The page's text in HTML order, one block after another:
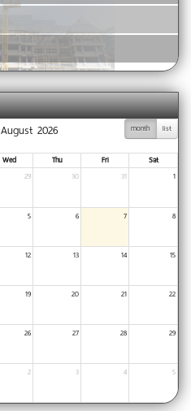
month list
August 2026
Wed Thu Fri
Sat
29 30 31 1
5 6 7 8
12 13 14 15
19 20 21 22
26 27 28 29
2 3 4 5